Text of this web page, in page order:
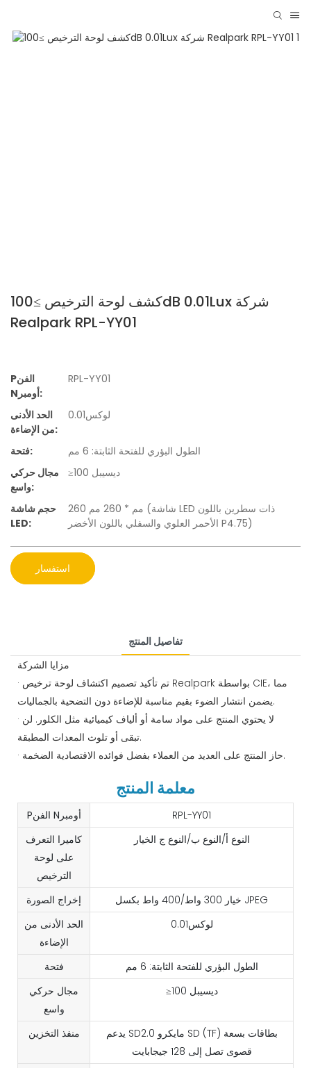
كشف لوحة الترخيص ≥100dB 0.01Lux شركة
Realpark RPL-YY01
Pالفن
Nأومبر:
RPL-YY01
الحد الأدنى
من الإضاءة:
لوكس0.01
فتحة:
الطول البؤري للفتحة الثابتة: 6 مم
مجال حركي
واسع:
≥100 ديسيبل
حجم شاشة
LED:
260 مم * 260 مم (شاشة LED ذات سطرين باللون
الأحمر العلوي والسفلي باللون الأخضر P4.75)
استفسار
تفاصيل المنتج
مزايا الشركة
· تم تأكيد تصميم اكتشاف لوحة ترخيص Realpark بواسطة CIE، مما
يضمن انتشار الضوء بقيم مناسبة للإضاءة دون التضحية بالجماليات.
· لا يحتوي المنتج على مواد سامة أو ألياف كيميائية مثل الكلور. لن
تبقى أو تلوث المعدات المطبقة.
· حاز المنتج على العديد من العملاء بفضل فوائده الاقتصادية الضخمة.
معلمة المنتج
Pالفن Nأومبر
RPL-YY01
كاميرا التعرف
على لوحة
الترخيص
النوع أ/النوع ب/النوع ج الخيار
إخراج الصورة
خيار 300 واط/400 واط بكسل JPEG
الحد الأدنى من
الإضاءة
لوكس0.01
فتحة
الطول البؤري للفتحة الثابتة: 6 مم
مجال حركي
واسع
≥100 ديسيبل
منفذ التخزين
يدعم SD2.0 مايكرو SD (TF) بطاقات بسعة
قصوى تصل إلى 128 جيجابايت